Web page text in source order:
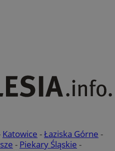
Katowice -Łaziska Górne -
- Piekary Śląskie -